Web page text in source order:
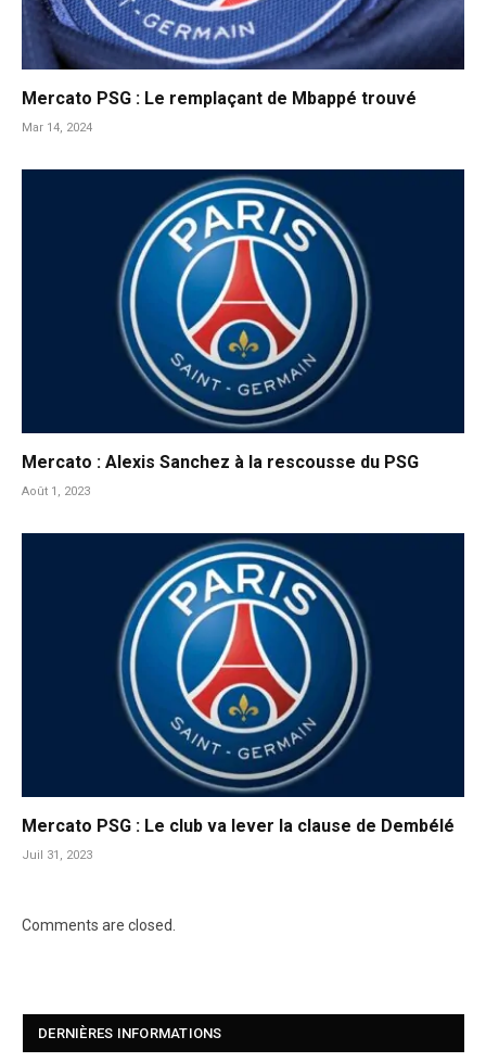
Mercato PSG : Le remplaçant de Mbappé trouvé
Mar 14, 2024
Mercato : Alexis Sanchez à la rescousse du PSG
Août 1, 2023
Mercato PSG : Le club va lever la clause de Dembélé
Juil 31, 2023
Comments are closed.
DERNIÈRES INFORMATIONS